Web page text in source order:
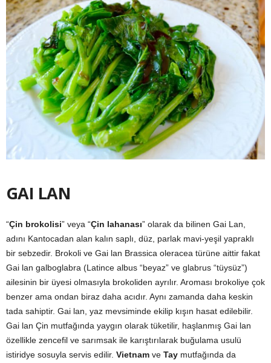
GAI LAN
“Çin brokolisi” veya “Çin lahanası” olarak da bilinen Gai Lan,
adını Kantocadan alan kalın saplı, düz, parlak mavi-yeşil yapraklı
bir sebzedir. Brokoli ve Gai lan Brassica oleracea türüne aittir fakat
Gai lan galboglabra (Latince albus “beyaz” ve glabrus “tüysüz”)
ailesinin bir üyesi olmasıyla brokoliden ayrılır. Aroması brokoliye çok
benzer ama ondan biraz daha acıdır. Aynı zamanda daha keskin
tada sahiptir. Gai lan, yaz mevsiminde ekilip kışın hasat edilebilir.
Gai lan Çin mutfağında yaygın olarak tüketilir, haşlanmış Gai lan
özellikle zencefil ve sarımsak ile karıştırılarak buğulama usulü
istiridye sosuyla servis edilir. Vietnam ve Tay mutfağında da